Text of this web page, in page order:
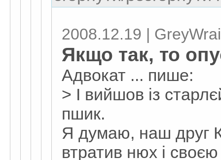
2008.12.19 |
Якщо так, то
Адвокат ... пише:
> І вийшов із
пшик.
Я думаю, наш друг
втратив нюх і